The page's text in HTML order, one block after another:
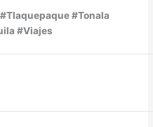
#Tonala
#Viajes